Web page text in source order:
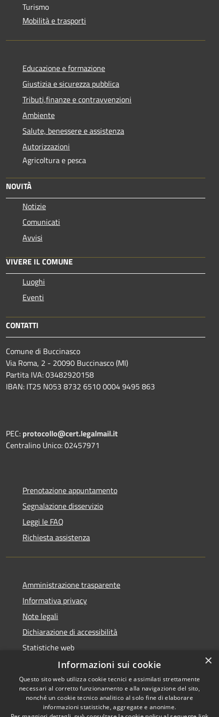
Turismo
Mobilità e trasporti
Educazione e formazione
Giustizia e sicurezza pubblica
Tributi,finanze e contravvenzioni
Ambiente
Salute, benessere e assistenza
Autorizzazioni
Agricoltura e pesca
NOVITÀ
Notizie
Comunicati
Avvisi
VIVERE IL COMUNE
Luoghi
Eventi
CONTATTI
Comune di Buccinasco
Via Roma, 2 - 20090 Buccinasco (MI)
Partita IVA: 03482920158
IBAN: IT25 N053 8732 6510 0004 9495 863
PEC: protocollo@cert.legalmail.it
Centralino Unico: 02457971
Prenotazione appuntamento
Segnalazione disservizio
Leggi le FAQ
Richiesta assistenza
Amministrazione trasparente
Informativa privacy
Note legali
Dichiarazione di accessibilità
Statistiche web
Accessibilità
Copyright © 2026 • Comune di
Buccinasco • Powered by
×
Informazioni sui cookie
Questo sito web utilizza cookie tecnici e assimilati strettamente
necessari al corretto funzionamento e alla navigazione del sito,
nonché un cookie tecnico analitico al solo fine di elaborare
informazioni statistiche, aggregate e anonime.